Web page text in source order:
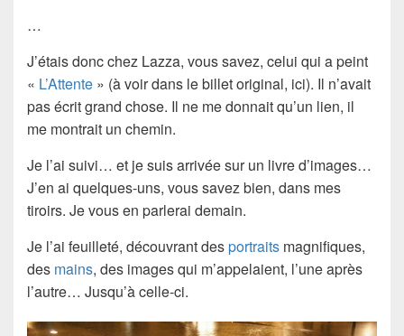
…
J’étais donc chez Lazza, vous savez, celui qui a peint
« L’Attente » (à voir dans le billet original, ici). Il n’avait
pas écrit grand chose. Il ne me donnait qu’un lien, il
me montrait un chemin.
Je l’ai suivi… et je suis arrivée sur un livre d’images…
J’en ai quelques-uns, vous savez bien, dans mes
tiroirs. Je vous en parlerai demain.
Je l’ai feuilleté, découvrant desportraits magnifiques,
des mains, des images qui m’appelaient, l’une après
l’autre… Jusqu’à celle-ci.